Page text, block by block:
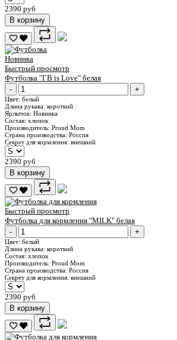
2390 руб
В корзину
Новинка
Быстрый просмотр
Футболка "ГВ is Love" белая
-
+
Цвет: белый
Длина рукава: короткий
Ярлычок: Новинка
Состав: хлопок
Производитель: Proud Mom
Страна производства: Россия
Секрет для кормления: внешний
2390 руб
В корзину
Быстрый просмотр
Футболка для кормления "MILK" белая
-
+
Цвет: белый
Длина рукава: короткий
Состав: хлопок
Производитель: Proud Mom
Страна производства: Россия
Секрет для кормления: внешний
2390 руб
В корзину